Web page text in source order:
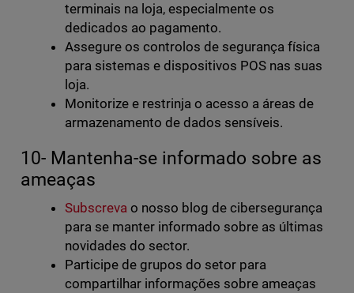
terminais na loja, especialmente os
dedicados ao pagamento.
Assegure os controlos de segurança física
para sistemas e dispositivos POS nas suas
loja.
Monitorize e restrinja o acesso a áreas de
armazenamento de dados sensíveis.
10- Mantenha-se informado sobre as
ameaças
Subscrevao nosso blog de cibersegurança
para se manter informado sobre as últimas
novidades do sector.
Participe de grupos do setor para
compartilhar informações sobre ameaças